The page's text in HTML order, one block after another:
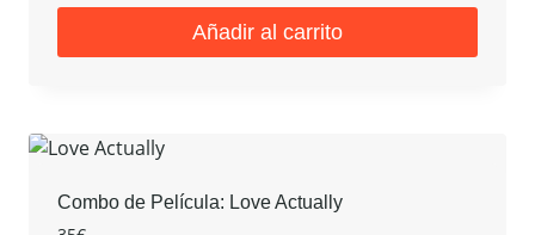
original
20€.
actual
0€.
Añadir al carrito
Combo de Película: Love Actually